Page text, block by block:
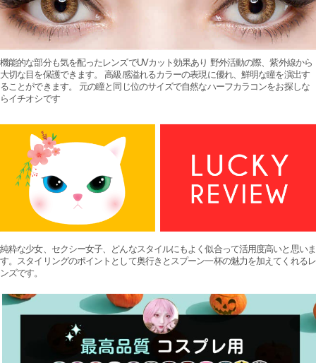
機能的な部分も気を配ったレンズでUVカット効果あり 野外活動の際、紫外線から
大切な目を保護できます。 高級感溢れるカラーの表現に優れ、鮮明な瞳を演出す
ることができます。 元の瞳と同じ位のサイズで自然なハーフカラコンをお探しな
らイチオシです
純粋な少女、セクシー女子、どんなスタイルにもよく似合って活用度高いと思いま
す。スタイリングのポイントとして奥行きとスプーン一杯の魅力を加えてくれるレ
ンズです。